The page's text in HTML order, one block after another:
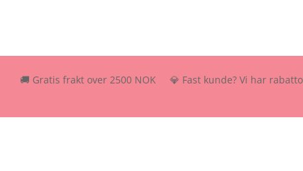
🚚 Gratis frakt over 2500 NOK 💎 Fast kunde? Vi har